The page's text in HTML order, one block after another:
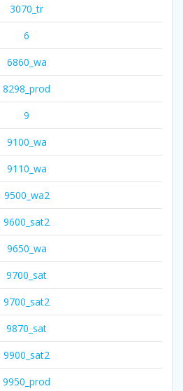
3070_tr
6
6860_wa
8298_prod
9
9100_wa
9110_wa
9500_wa2
9600_sat2
9650_wa
9700_sat
9700_sat2
9870_sat
9900_sat2
9950_prod